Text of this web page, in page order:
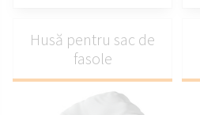
Husă pentru sac de
fasole